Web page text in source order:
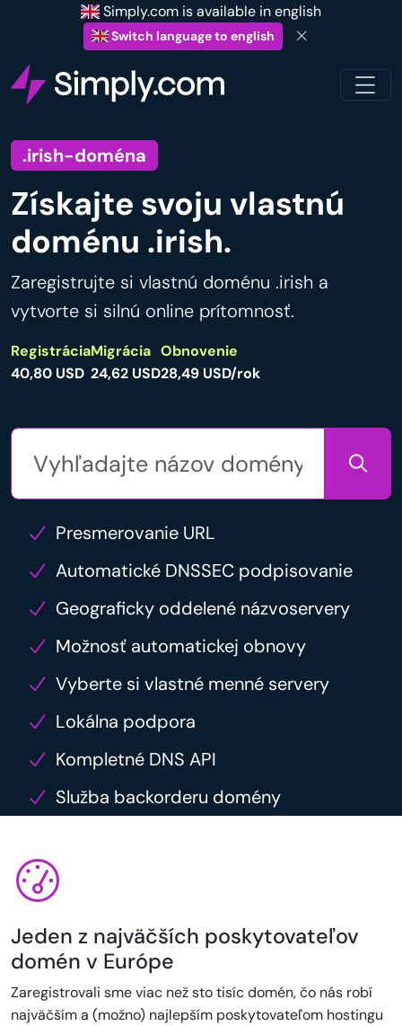
Simply.com is available in english
Switch language to english
.irish-doména
Získajte svoju vlastnú
doménu .irish.
Zaregistrujte si vlastnú doménu .irish a
vytvorte si silnú online prítomnosť.
Registrácia
40,80 USD
Migrácia
24,62 USD
Obnovenie
28,49 USD/rok
Presmerovanie URL
Automatické DNSSEC podpisovanie
Geograficky oddelené názvoservery
Možnosť automatickej obnovy
Vyberte si vlastné menné servery
Lokálna podpora
Kompletné DNS API
Služba backorderu domény
Jeden z najväčších poskytovateľov
domén v Európe
Zaregistrovali sme viac než sto tisíc domén, čo nás robí
najväčším a (možno) najlepším poskytovateľom hostingu